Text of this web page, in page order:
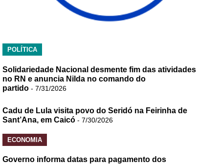
POLÍTICA
Solidariedade Nacional desmente fim das atividades
no RN e anuncia Nilda no comando do
partido - 7/31/2026
Cadu de Lula visita povo do Seridó na Feirinha de
Sant’Ana, em Caicó - 7/30/2026
ECONOMIA
Governo informa datas para pagamento dos